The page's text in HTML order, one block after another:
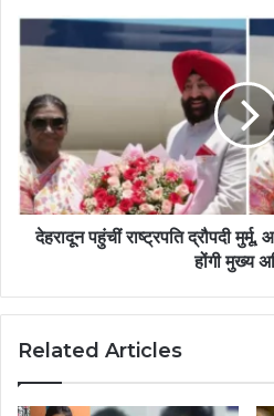
देहरादून पहुंचीं राष्ट्रपति द्रौपदी
होंगी मुख्य
Related Articles